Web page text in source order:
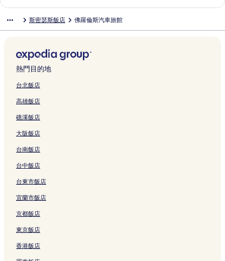
i
M
o
t
e
的
結
M
e
l
的
連
I
S
m
i
t
e
s
的
連
結
n
t
o
r
I
n
連
結
e
D
r
i
f
w
o
d
L
o
g
的
連
結
斯密瑟斯飯店 佛羅倫斯汽車旅館
熱門目的地
台北飯店
高雄飯店
礁溪飯店
大阪飯店
台南飯店
台中飯店
台東市飯店
宜蘭市飯店
京都飯店
東京飯店
香港飯店